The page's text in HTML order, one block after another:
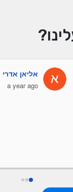
אליאן אדרי
a year ago